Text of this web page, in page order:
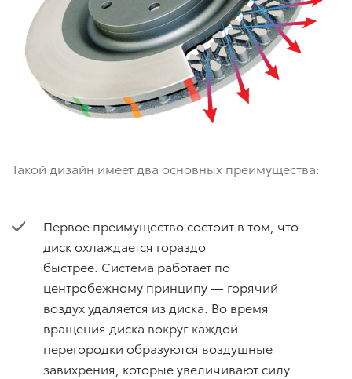
Такой дизайн имеет два основных преимущества:
Первое преимущество состоит в том, что
диск охлаждается гораздо
быстрее. Система работает по
центробежному принципу — горячий
воздух удаляется из диска. Во время
вращения диска вокруг каждой
перегородки образуются воздушные
завихрения, которые увеличивают силу